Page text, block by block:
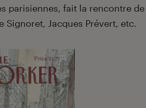
parisiennes, fait la rencontre de
Signoret, Jacques Prévert, etc.